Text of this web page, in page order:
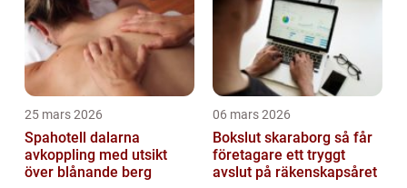
25 mars 2026
Spahotell dalarna
avkoppling med utsikt
över blånande berg
06 mars 2026
Bokslut skaraborg så får
företagare ett tryggt
avslut på räkenskapsåret